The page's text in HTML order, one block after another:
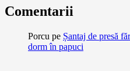
Comentarii
Porcu pe Șantaj de presă
dorm în papuci